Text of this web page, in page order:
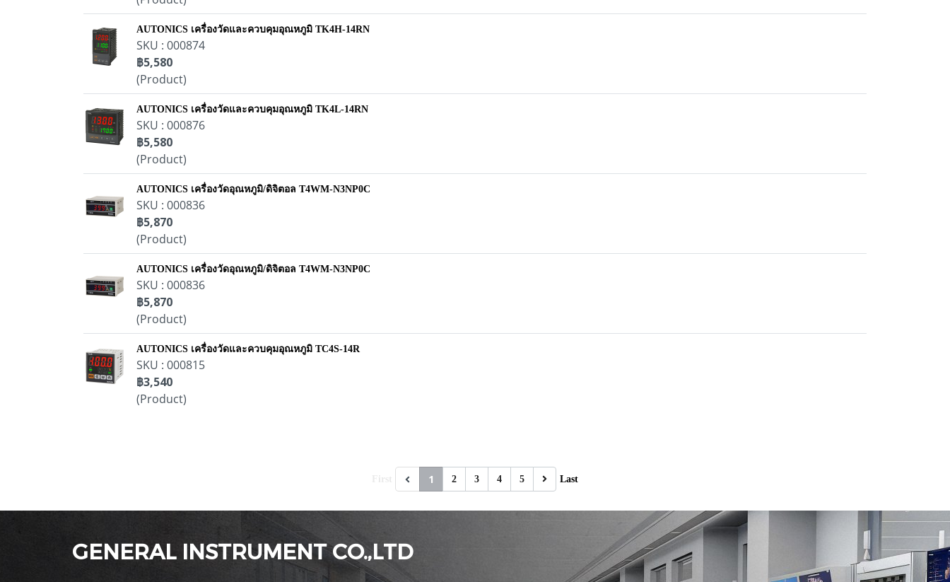
AUTONICS เครื่องวัดและควบคุมอุณหภูมิ TK4H-14RN
SKU : 000874
฿5,580
(Product)
AUTONICS เครื่องวัดและควบคุมอุณหภูมิ TK4L-14RN
SKU : 000876
฿5,580
(Product)
AUTONICS เครื่องวัดอุณหภูมิ/ดิจิตอล T4WM-N3NP0C
SKU : 000836
฿5,870
(Product)
AUTONICS เครื่องวัดอุณหภูมิ/ดิจิตอล T4WM-N3NP0C
SKU : 000836
฿5,870
(Product)
AUTONICS เครื่องวัดและควบคุมอุณหภูมิ TC4S-14R
SKU : 000815
฿3,540
(Product)
1 2 3 4 5 Last
GENERAL INSTRUMENT CO.,LTD